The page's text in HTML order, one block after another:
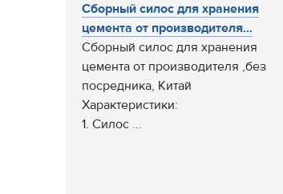
Сборный силос для хранения
цемента от производителя...
Сборный силос для хранения
цемента от производителя ,без
посредника, Китай
Характеристики:
1. Силос ...